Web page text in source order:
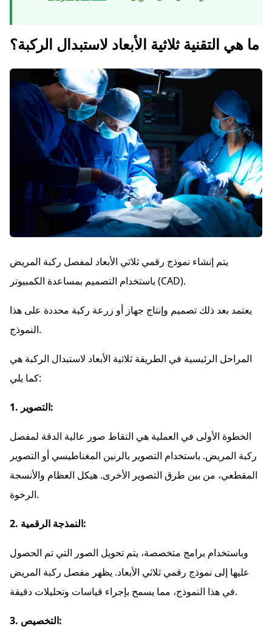
ما هي التقنية ثلاثية الأبعاد لاستبدال الركبة؟
يتم إنشاء نموذج رقمي ثلاثي الأبعاد لمفصل ركبة المريض
باستخدام التصميم بمساعدة الكمبيوتر (CAD).
يعتمد بعد ذلك تصميم وإنتاج جهاز أو زرعة ركبة محددة على هذا
النموذج.
المراحل الرئيسية في الطريقة ثلاثية الأبعاد لاستبدال الركبة هي
كما يلي:
1. التصوير:
الخطوة الأولى في العملية هي التقاط صور عالية الدقة لمفصل
ركبة المريض. باستخدام التصوير بالرنين المغناطيسي أو التصوير
المقطعي، من بين طرق التصوير الأخرى. هيكل العظام والأنسجة
الرخوة.
2. النمذجة الرقمية:
وباستخدام برامج متخصصة، يتم تحويل الصور التي تم الحصول
عليها إلى نموذج رقمي ثلاثي الأبعاد. يظهر مفصل ركبة المريض
في هذا النموذج، مما يسمح بإجراء قياسات وتحليلات دقيقة.
3. التخصيص: